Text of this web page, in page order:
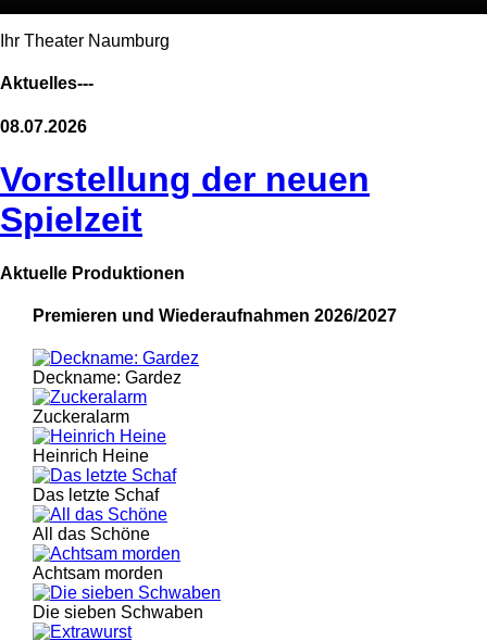
Ihr Theater Naumburg
Aktuelles---
08.07.2026
Vorstellung der neuen
Spielzeit
Aktuelle Produktionen
Premieren und Wiederaufnahmen 2026/2027
Deckname: Gardez
Zuckeralarm
Heinrich Heine
Das letzte Schaf
All das Schöne
Achtsam morden
Die sieben Schwaben